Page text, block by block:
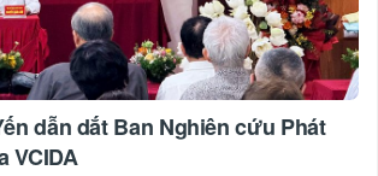
dẫn dắt Ban Nghiên cứu Phát
VCIDA